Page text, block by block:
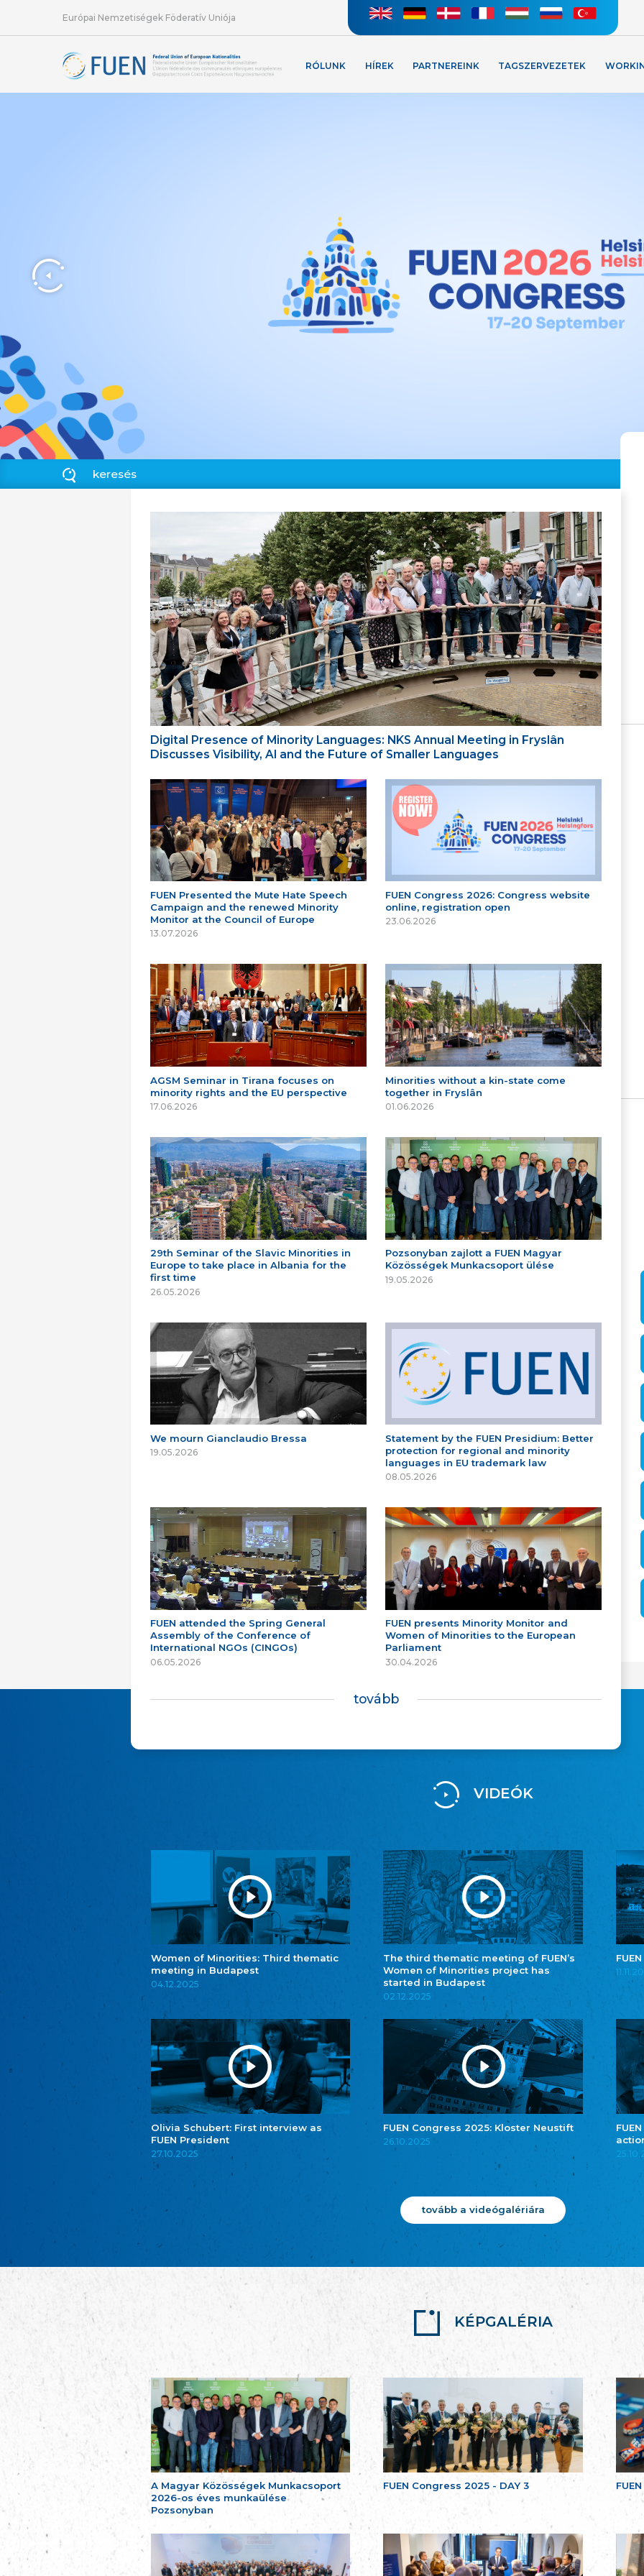
Európai Nemzetiségek Föderatív Uniója
RÓLUNK HÍREK PARTNEREINK TAGSZERVEZETEK
Digital Presence of Minority Languages: NKS Annual Meeting in Fryslân
Discusses Visibility, AI and the Future of Smaller Languages
FUEN Presented the Mute Hate Speech
Campaign and the renewed Minority
Monitor at the Council of Europe
13.07.2026
FUEN Congress 2026: Congress website
online, registration open
23.06.2026
AGSM Seminar in Tirana focuses on
minority rights and the EU perspective
17.06.2026
Minorities without a kin-state come
together in Fryslân
01.06.2026
29th Seminar of the Slavic Minorities in
Europe to take place in Albania for the
first time
26.05.2026
Pozsonyban zajlott a FUEN Magyar
Közösségek Munkacsoport ülése
19.05.2026
We mourn Gianclaudio Bressa
19.05.2026
Statement by the FUEN Presidium: Better
protection for regional and minority
languages in EU trademark law
08.05.2026
FUEN attended the Spring General
Assembly of the Conference of
International NGOs (CINGOs)
06.05.2026
FUEN presents Minority Monitor and
Women of Minorities to the European
Parliament
30.04.2026
tovább
VIDEÓK
Women of Minorities: Third thematic
meeting in Budapest
04.12.2025
The third thematic meeting of FUEN’s
Women of Minorities project has
started in Budapest
02.12.2025
Olivia Schubert: First interview as
FUEN President
27.10.2025
FUEN Congress 2025: Kloster Neustift
26.10.2025
tovább a videógalériára
KÉPGALÉRIA
A Magyar Közösségek Munkacsoport
2026-os éves munkaülése
Pozsonyban
FUEN Congress 2025 - DAY 3